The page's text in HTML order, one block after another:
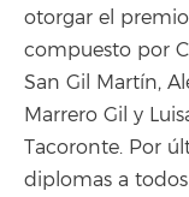
otorgar el
compuesto por
San Gil Martín,
Marrero Gil y
Tacoronte. Por
diplomas a